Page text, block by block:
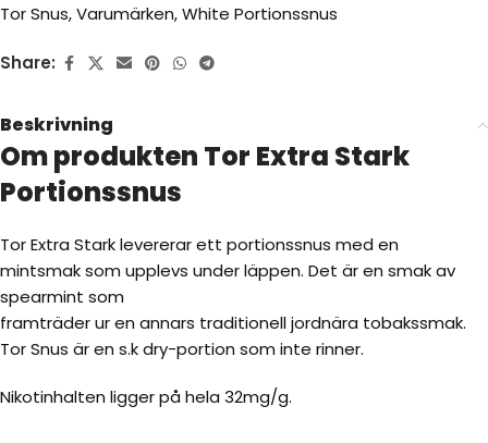
Tor Snus,Varumärken,White Portionssnus
Share:
Beskrivning
Om produkten Tor Extra Stark
Portionssnus
Tor Extra Stark levererar ett portionssnus med en
mintsmak som upplevs under läppen. Det är en smak av
spearmint som
framträder ur en annars traditionell jordnära tobakssmak.
Tor Snus är en s.k dry-portion som inte rinner.
Nikotinhalten ligger på hela 32mg/g.